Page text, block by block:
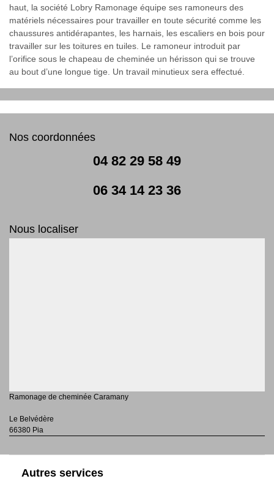
haut, la société Lobry Ramonage équipe ses ramoneurs des
matériels nécessaires pour travailler en toute sécurité comme les
chaussures antidérapantes, les harnais, les escaliers en bois pour
travailler sur les toitures en tuiles. Le ramoneur introduit par
l’orifice sous le chapeau de cheminée un hérisson qui se trouve
au bout d’une longue tige. Un travail minutieux sera effectué.
Nos coordonnées
04 82 29 58 49
06 34 14 23 36
Nous localiser
Ramonage de cheminée Caramany
Le Belvédère
66380 Pia
Autres services